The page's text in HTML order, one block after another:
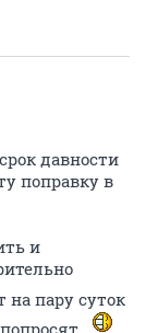
давности
поправку в
и
на пару суток